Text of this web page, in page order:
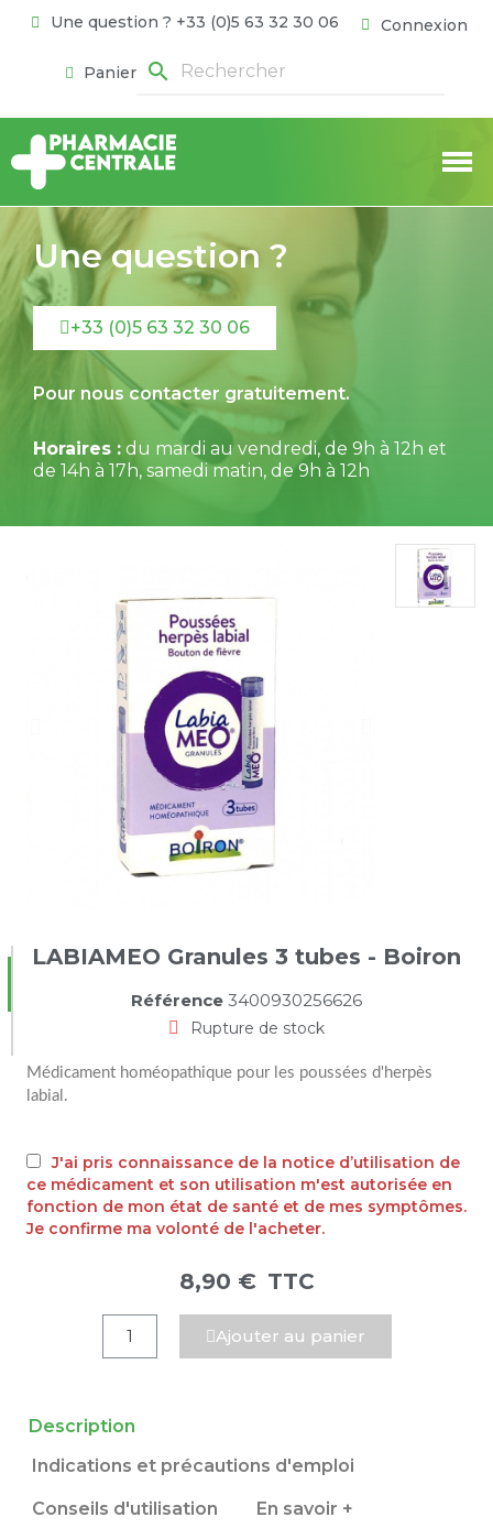
Une question ? +33 (0)5 63 32 30 06 Connexion
Panier search
Une question ?
+33 (0)5 63 32 30 06
Pour nous contacter gratuitement.
Horaires : du mardi au vendredi, de 9h à 12h et
de 14h à 17h, samedi matin, de 9h à 12h
LABIAMEO Granules 3 tubes - Boiron
Référence 3400930256626
Rupture de stock
Médicament homéopathique pour les poussées d'herpès
labial .
J'ai pris connaissance de la notice d’utilisation de
ce médicament et son utilisation m'est autorisée en
fonction de mon état de santé et de mes symptômes.
Je confirme ma volonté de l'acheter.
8,90 € TTC
Ajouter au panier
Description
Indications et précautions d'emploi
Conseils d'utilisation En savoir +